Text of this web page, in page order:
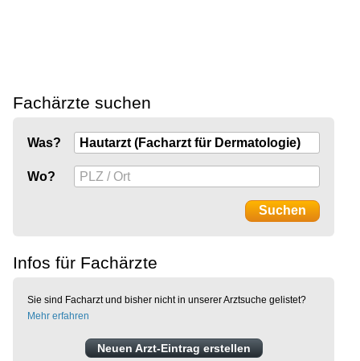
Fachärzte suchen
Was?
Wo?
Infos für Fachärzte
Sie sind Facharzt und bisher nicht in unserer Arztsuche gelistet?
Mehr erfahren
Neuen Arzt-Eintrag erstellen